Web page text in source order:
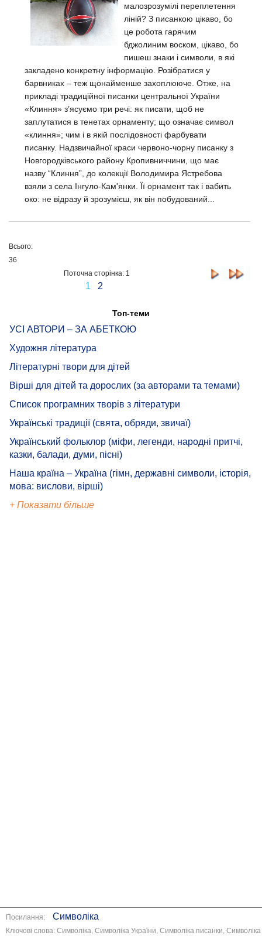
малозрозумілі переплетення
ліній? З писанкою цікаво, бо
це робота гарячим
бджолиним воском, цікаво, бо
пишеш знаки і символи, в які
закладено конкретну інформацію. Розібратися у
барвниках – теж щонайменше захоплююче. Отже, на
прикладі традиційної писанки центральної України
«Клиння» з’ясуємо три речі: як писати, щоб не
заплутатися в тенетах орнаменту; що означає символ
«клиння»; чим і в якій послідовності фарбувати
писанку. Надзвичайної краси червоно-чорну писанку з
Новгородківського району Кропивниччини, що має
назву “Клиння”, до колекції Володимира Ястребова
взяли з села Інгуло-Кам'янки. Її орнамент так і вабить
око: не відразу й зрозумієш, як він побудований...
Всього:
36
Поточна сторінка: 1
1 2
Топ-теми
УСІ АВТОРИ – ЗА АБЕТКОЮ
Художня література
Літературні твори для дітей
Вірші для дітей та дорослих (за авторами та темами)
Список програмних творів з літератури
Українські традиції (свята, обряди, звичаї)
Український фольклор (міфи, легенди, народні притчі,
казки, балади, думи, пісні)
Наша країна – Україна (гімн, державні символи, історія,
мова: вислови, вірші)
+ Показати більше
Посилання: Символіка
Ключові слова: Символіка, Символіка України, Символіка писанки, Символіка